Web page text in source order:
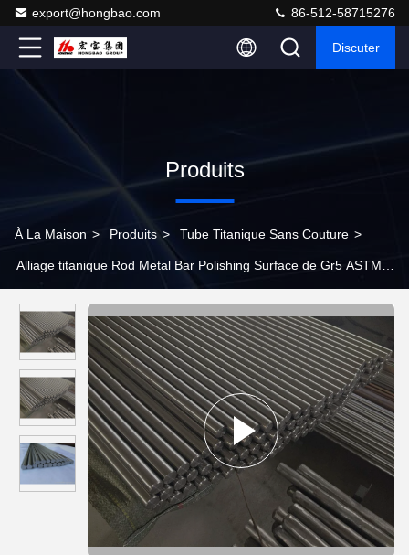
export@hongbao.com 86-512-58715276
Discuter
Produits
À La Maison > Produits > Tube Titanique Sans Couture >
Alliage titanique Rod Metal Bar Polishing Surface de Gr5 ASTM